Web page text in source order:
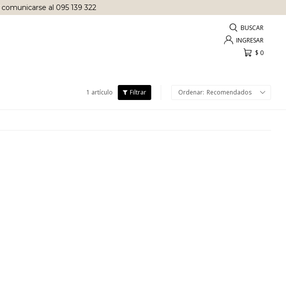
comunicarse al 095 139 322
$ 0
1 artículo Recomendados